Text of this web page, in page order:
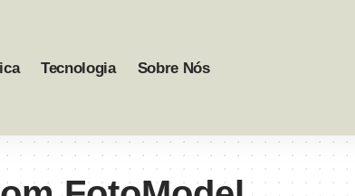
Tecnologia Sobre Nós